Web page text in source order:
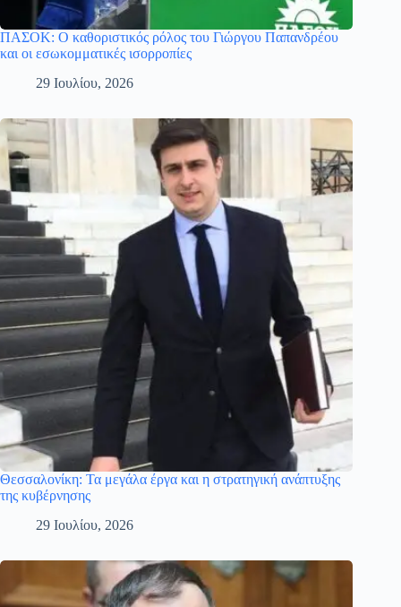
ΠΑΣΟΚ: Ο καθοριστικός ρόλος του Γιώργου Παπανδρέου
και οι εσωκομματικές ισορροπίες
29 Ιουλίου, 2026
Θεσσαλονίκη: Τα μεγάλα έργα και η στρατηγική ανάπτυξης
της κυβέρνησης
29 Ιουλίου, 2026